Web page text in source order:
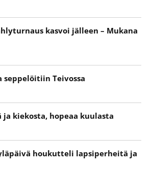
kasvoi jälleen – Mukana
seppelöitiin Teivossa
ja kiekosta, hopeaa kuulasta
houkutteli lapsiperheitä ja